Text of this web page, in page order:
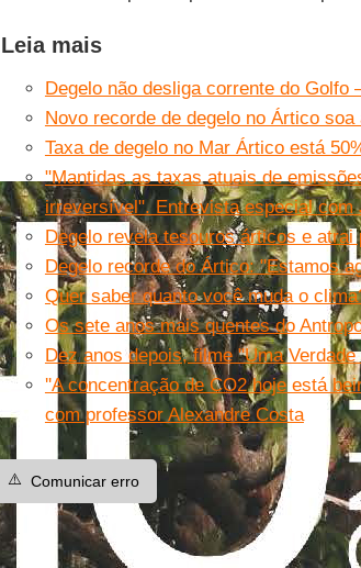
Leia mais
Degelo não desliga corrente do Golfo
Novo recorde de degelo no Ártico soa
Taxa de degelo no Mar Ártico está
"Mantidas as taxas atuais de
irreversível". Entrevista especial com
Degelo revela tesouros árticos e atrai
Degelo recorde do Ártico: "Estamos
Quer saber quanto você muda o
Os sete anos mais quentes do
Dez anos depois, filme "Uma
''A concentração de CO2 hoje está
com professor Alexandre Costa
⚠️ Comunicar erro